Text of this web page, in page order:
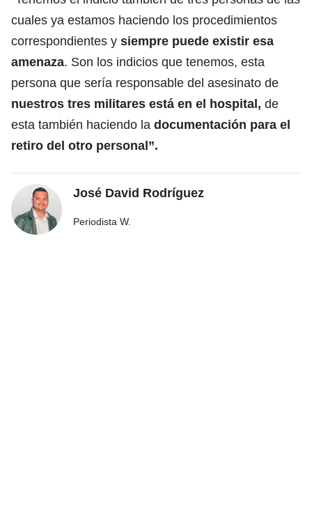
cuales ya estamos haciendo los procedimientos
correspondientes y siempre puede existir esa
amenaza. Son los indicios que tenemos, esta
persona que sería responsable del asesinato de
nuestros tres militares está en el hospital, de
esta también haciendo la documentación para el
retiro del otro personal”.
José David Rodríguez
Periodista W.